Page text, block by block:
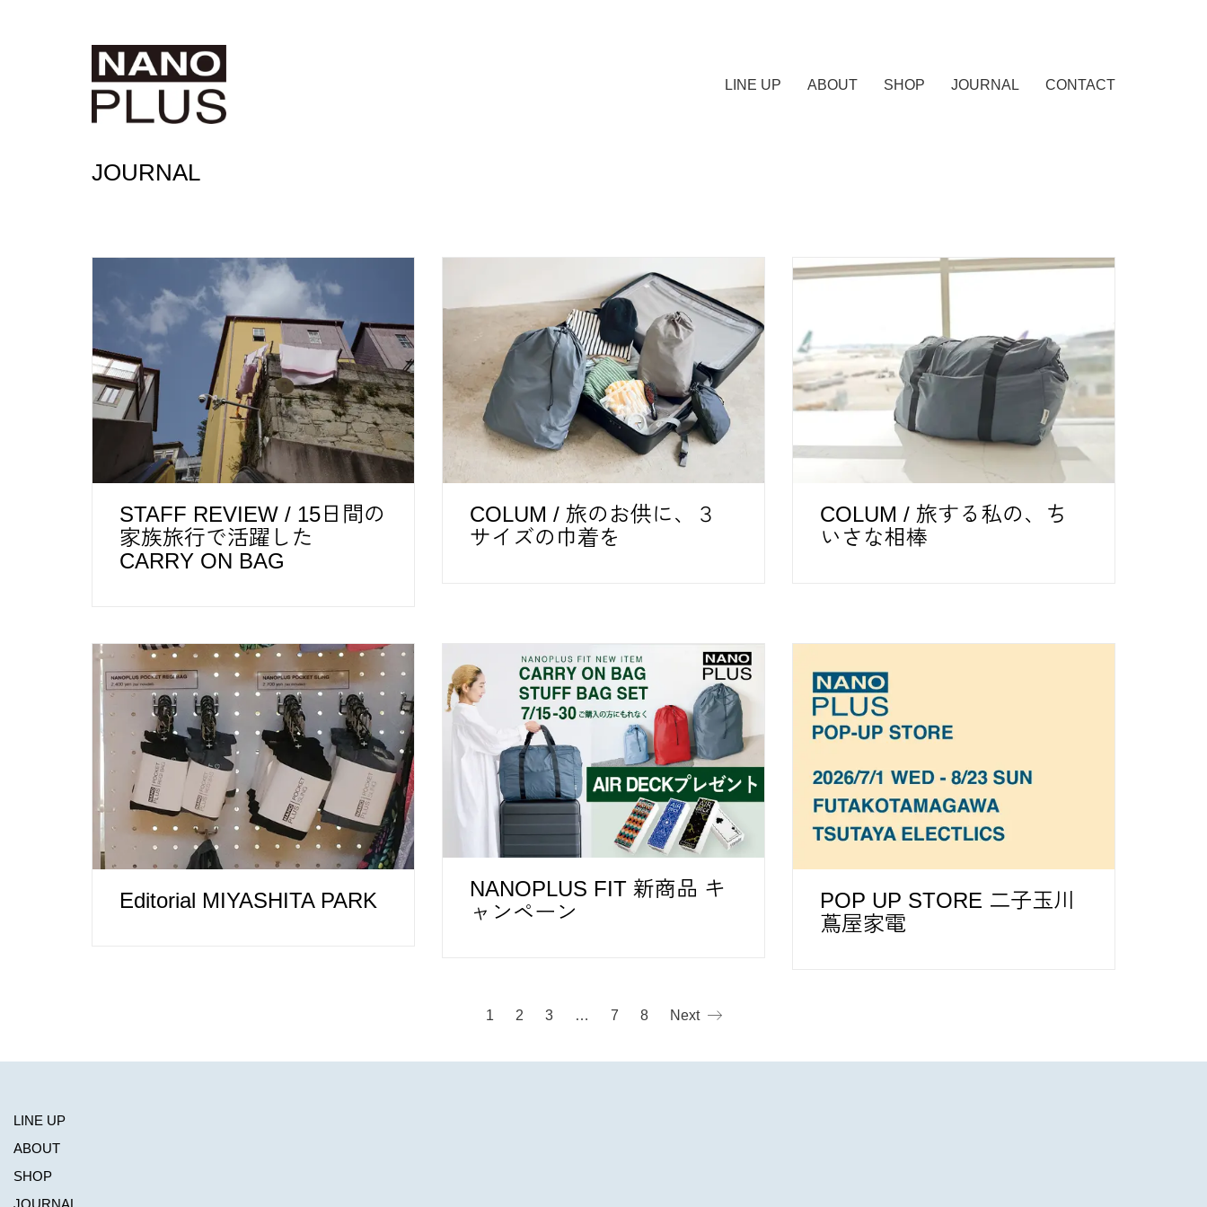
LINE UP ABOUT SHOP JOURNAL CONTACT
JOURNAL
STAFF REVIEW / 15日間の
家族旅行で活躍した
CARRY ON BAG
COLUM / 旅のお供に、３
サイズの巾着を
COLUM / 旅する私の、ち
いさな相棒
Editorial MIYASHITA PARK
NANOPLUS FIT 新商品 キ
ャンペーン
POP UP STORE 二子玉川
蔦屋家電
1 2 3 … 7 8 Next
LINE UP
ABOUT
SHOP
JOURNAL